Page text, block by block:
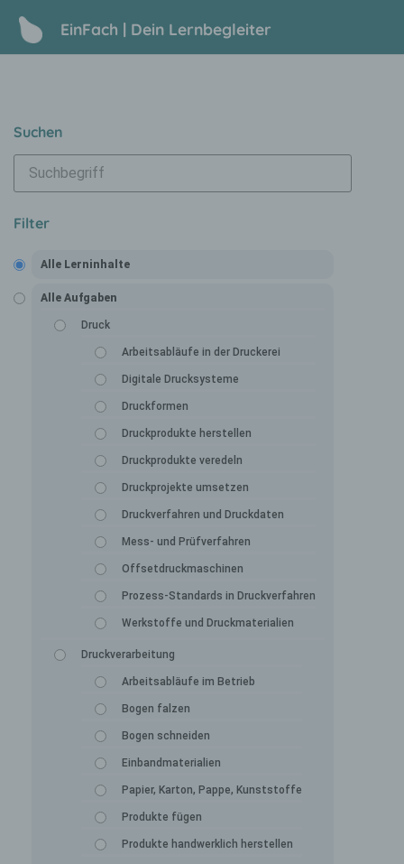
EinFach | Dein Lernbegleiter
Suchen
Filter
Alle Lerninhalte
Alle Aufgaben
Druck
Arbeitsabläufe in der Druckerei
Digitale Drucksysteme
Druckformen
Druckprodukte herstellen
Druckprodukte veredeln
Druckprojekte umsetzen
Druckverfahren und Druckdaten
Mess- und Prüfverfahren
Offsetdruckmaschinen
Prozess-Standards in Druckverfahren
Werkstoffe und Druckmaterialien
Druckverarbeitung
Arbeitsabläufe im Betrieb
Bogen falzen
Bogen schneiden
Einbandmaterialien
Papier, Karton, Pappe, Kunststoffe
Produkte fügen
Produkte handwerklich herstellen